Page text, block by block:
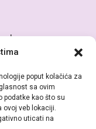
poput kolačića za
sa ovim
podatke kao što su
ovoj veb lokaciji.
uticati na
d.o.o Sarajevo